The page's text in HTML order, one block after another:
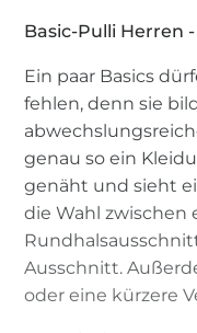
Basic-Pulli Herren
Ein paar Basics
fehlen, denn sie
genau so ein
genäht und sieht
die Wahl zwischen
Ausschnitt.
oder eine kürzere